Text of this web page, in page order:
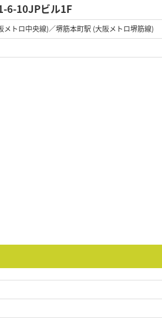
6-10JPビル1F
トロ中央線)／堺筋本町駅 (大阪メトロ堺筋線)